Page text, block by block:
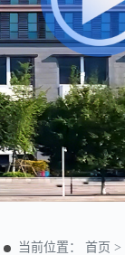
当前位置： 首页 >